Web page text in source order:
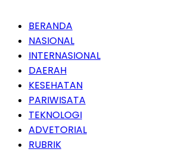
PrimaryBERANDA
NASIONAL
INTERNASIONAL
DAERAH
KESEHATAN
PARIWISATA
TEKNOLOGI
ADVETORIAL
RUBRIK